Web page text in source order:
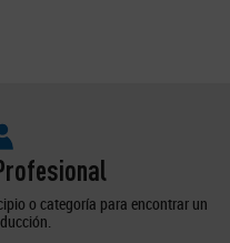
o categoría para encontrar un